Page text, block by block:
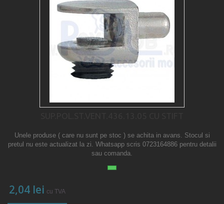
Unele produse ( care nu sunt pe stoc ) se achita in avans. Stocul si
pretul nu este actualizat la zi. Whatsapp scris 0723164886 pentru detalii
sau comanda.
2,04 lei cu TVA